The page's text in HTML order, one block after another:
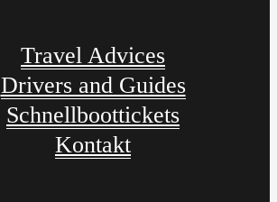
Travel Advices
Drivers and Guides
Schnellboottickets
Kontakt